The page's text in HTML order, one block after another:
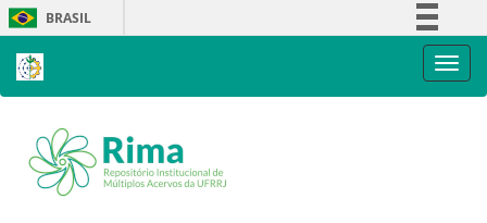
Skip
navigation
BRASIL